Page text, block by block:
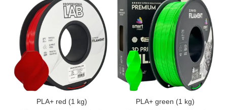
PLA+ red (1 kg) PLA+ green (1 kg)